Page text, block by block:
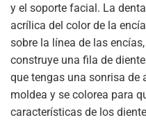
y el soporte facial. La
acrílica del color de la
sobre la línea de las
construye una fila de
que tengas una sonrisa de
moldea y se colorea para
características de los